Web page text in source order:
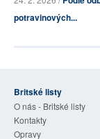
potravinových...
Britské listy
O nás - Britské listy
Kontakty
Opravy